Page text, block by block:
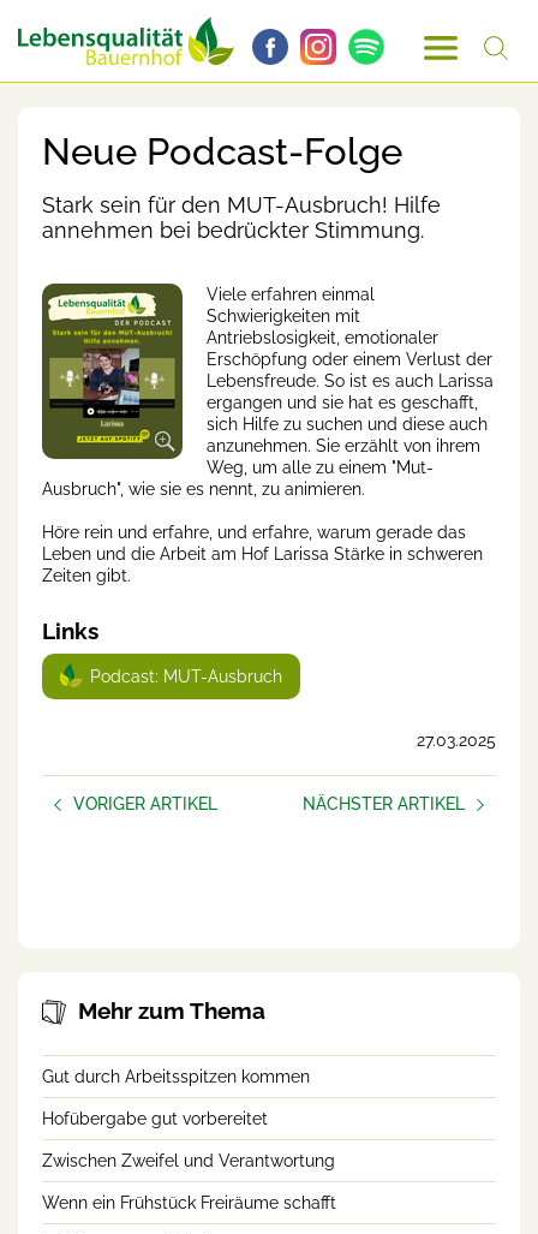
Neue Podcast-Folge
Stark sein für den MUT-Ausbruch! Hilfe
annehmen bei bedrückter Stimmung.
Viele erfahren einmal
Schwierigkeiten mit
Antriebslosigkeit, emotionaler
Erschöpfung oder einem Verlust der
Lebensfreude. So ist es auch Larissa
ergangen und sie hat es geschafft,
sich Hilfe zu suchen und diese auch
anzunehmen. Sie erzählt von ihrem
Weg, um alle zu einem "Mut-
Ausbruch", wie sie es nennt, zu animieren.
Höre rein und erfahre, und erfahre, warum gerade das
Leben und die Arbeit am Hof Larissa Stärke in schweren
Zeiten gibt.
Links
Podcast: MUT-Ausbruch
27.03.2025
VORIGER ARTIKEL
NÄCHSTER ARTIKEL
Mehr zum Thema
Gut durch Arbeitsspitzen kommen
Hofübergabe gut vorbereitet
Zwischen Zweifel und Verantwortung
Wenn ein Frühstück Freiräume schafft